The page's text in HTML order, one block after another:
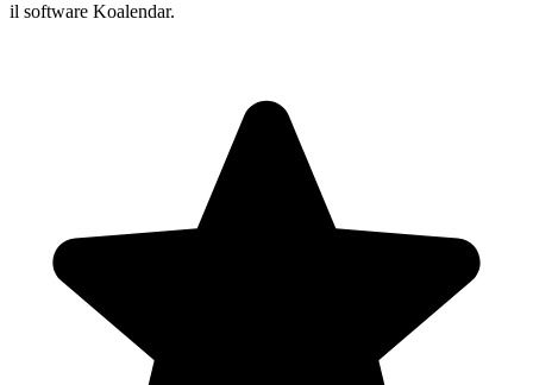
il software Koalendar.